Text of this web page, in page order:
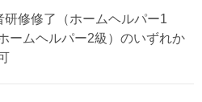
修修了（ホームヘルパー1
ームヘルパー2級）のいずれか